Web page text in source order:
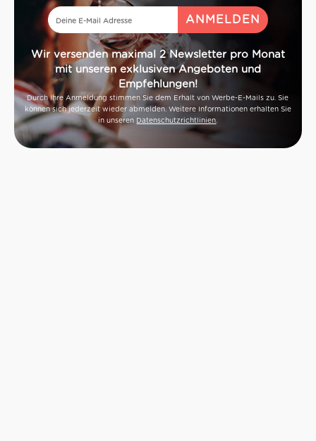
Wir versenden maximal 2 Newsletter pro Monat
mit unseren exklusiven Angeboten und
Empfehlungen!
Durch Ihre Anmeldung stimmen Sie dem Erhalt von Werbe-E-Mails zu. Sie
können sich jederzeit wieder abmelden. Weitere Informationen erhalten Sie
in unseren Datenschutzrichtlinien